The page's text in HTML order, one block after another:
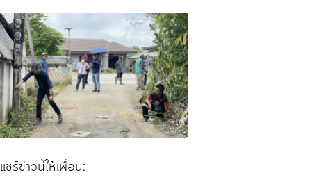
แชร์ข่าวนี้ให้เพื่อน: